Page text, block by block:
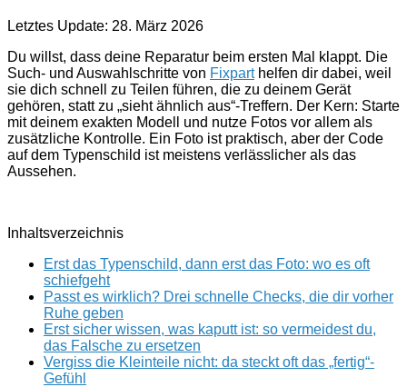
Letztes Update: 28. März 2026
Du willst, dass deine Reparatur beim ersten Mal klappt. Die
Such- und Auswahlschritte von Fixparthelfen dir dabei, weil
sie dich schnell zu Teilen führen, die zu deinem Gerät
gehören, statt zu „sieht ähnlich aus“-Treffern. Der Kern: Starte
mit deinem exakten Modell und nutze Fotos vor allem als
zusätzliche Kontrolle. Ein Foto ist praktisch, aber der Code
auf dem Typenschild ist meistens verlässlicher als das
Aussehen.
Inhaltsverzeichnis
Erst das Typenschild, dann erst das Foto: wo es oft
schiefgeht
Passt es wirklich? Drei schnelle Checks, die dir vorher
Ruhe geben
Erst sicher wissen, was kaputt ist: so vermeidest du,
das Falsche zu ersetzen
Vergiss die Kleinteile nicht: da steckt oft das „fertig“-
Gefühl